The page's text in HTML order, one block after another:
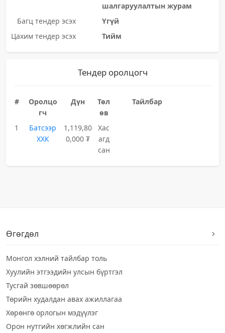
шалгаруулалтын журам
Багц тендер эсэх
Үгүй
Цахим тендер эсэх
Тийм
Тендер оролцогч
#
Оролцо
гч
Дүн
Төл
өв
Тайлбар
1
Батсээр
ХХК
1,119,80
0,000 ₮
Хас
агд
сан
Өгөгдөл
Монгол хэлний тайлбар толь
Хуулийн этгээдийн улсын бүртгэл
Тусгай зөвшөөрөл
Төрийн худалдан авах ажиллагаа
Хөрөнгө орлогын мэдүүлэг
Орон нутгийн хөгжлийн сан